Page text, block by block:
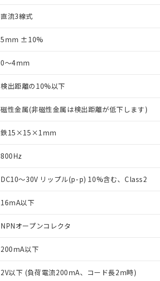
直流3線式
5mm ±10%
0～4mm
検出距離の10%以下
磁性金属(非磁性金属は検出距離が低下します)
鉄15×15×1mm
800Hz
DC10～30V リップル(p-p) 10%含む、Class2
16mA以下
NPNオープンコレクタ
200mA以下
2V以下 (負荷電流200mA、コード長2m時)